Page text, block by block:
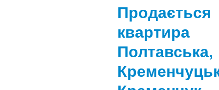
Продається
квартира
Полтавська,